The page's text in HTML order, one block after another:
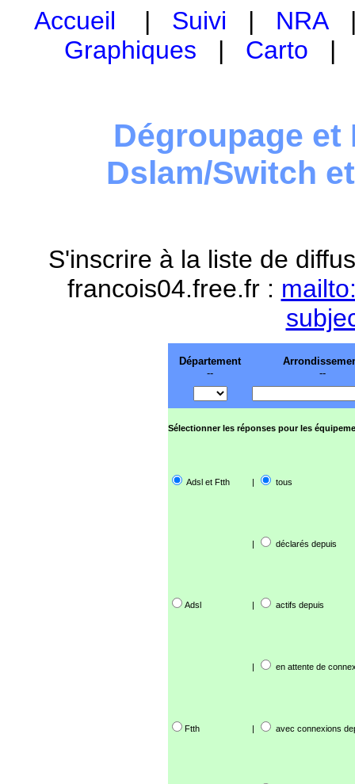
Accueil | Suivi | NRA
Graphiques | Carto
Dégroupage et
Dslam/Switch
S'inscrire à la liste de
francois04.free.fr :
Département
--
--
Sélectionner les réponses pour les
Adsl et Ftth | tous
| déclarés depuis
Adsl | actifs depuis
| en attente de
Ftth | avec connexions